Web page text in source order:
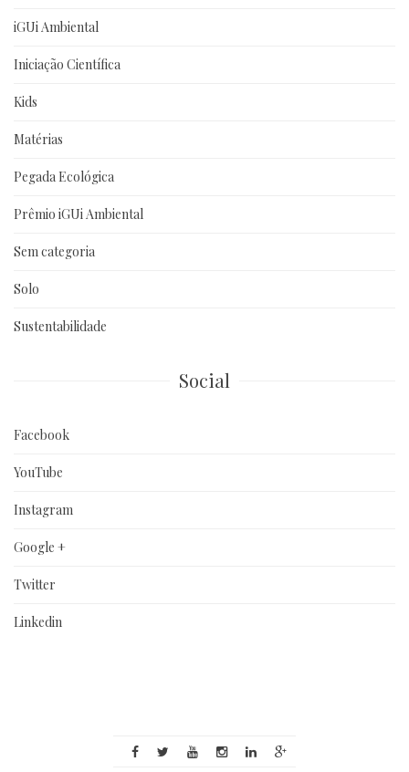
iGUi Ambiental
Iniciação Científica
Kids
Matérias
Pegada Ecológica
Prêmio iGUi Ambiental
Sem categoria
Solo
Sustentabilidade
Social
Facebook
YouTube
Instagram
Google +
Twitter
Linkedin